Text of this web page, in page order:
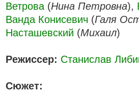
Ветрова (Нина Петровна),
Ванда Конисевич (Галя
Насташевский (Михаил)
Режиссер: Станислав
Сюжет: